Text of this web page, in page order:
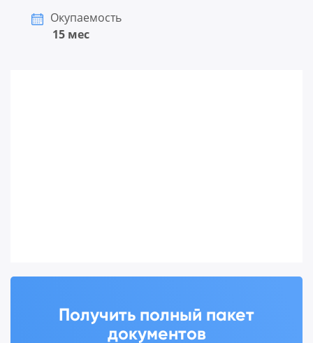
Окупаемость
15 мес
Получить полный пакет
документов